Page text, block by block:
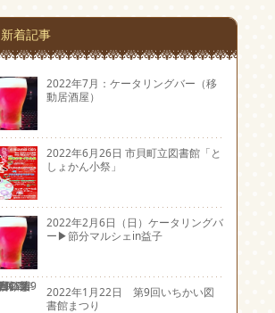
先
新着記事
2022年7月：ケータリングバー（移
動居酒屋）
2022年6月26日 市貝町立図書館「と
しょかん小祭」
2022年2月6日（日）ケータリングバ
ー▶節分マルシェin益子
2022年1月22日 第9回いちかい図
書館まつり